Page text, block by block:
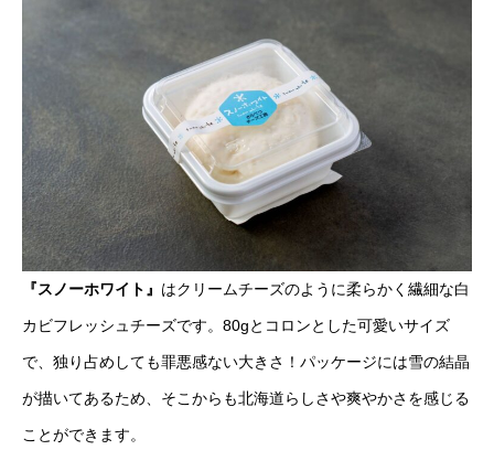
『スノーホワイト』 はクリームチーズのように柔らかく繊細な白
カビフレッシュチーズです。80gとコロンとした可愛いサイズ
で、独り占めしても罪悪感ない大きさ！パッケージには雪の結晶
が描いてあるため、そこからも北海道らしさや爽やかさを感じる
ことができます。